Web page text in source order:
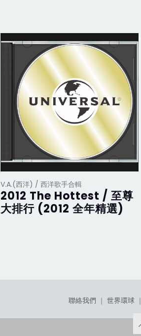
V.A.(西洋) / 西洋歌手合輯
2012 The Hottest / 至尊
大排行 (2012 全年精選)
聯絡我們 ｜ 世界環球｜